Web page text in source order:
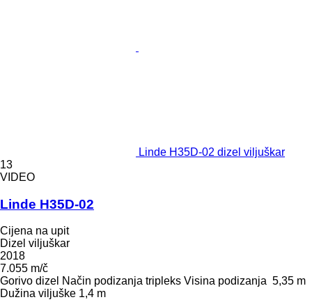
Linde H35D-02 dizel viljuškar
13
VIDEO
Linde H35D-02
Cijena na upit
Dizel viljuškar
2018
7.055 m/č
Gorivo dizel Način podizanja tripleks Visina podizanja 5,35 m
Dužina viljuške 1,4 m